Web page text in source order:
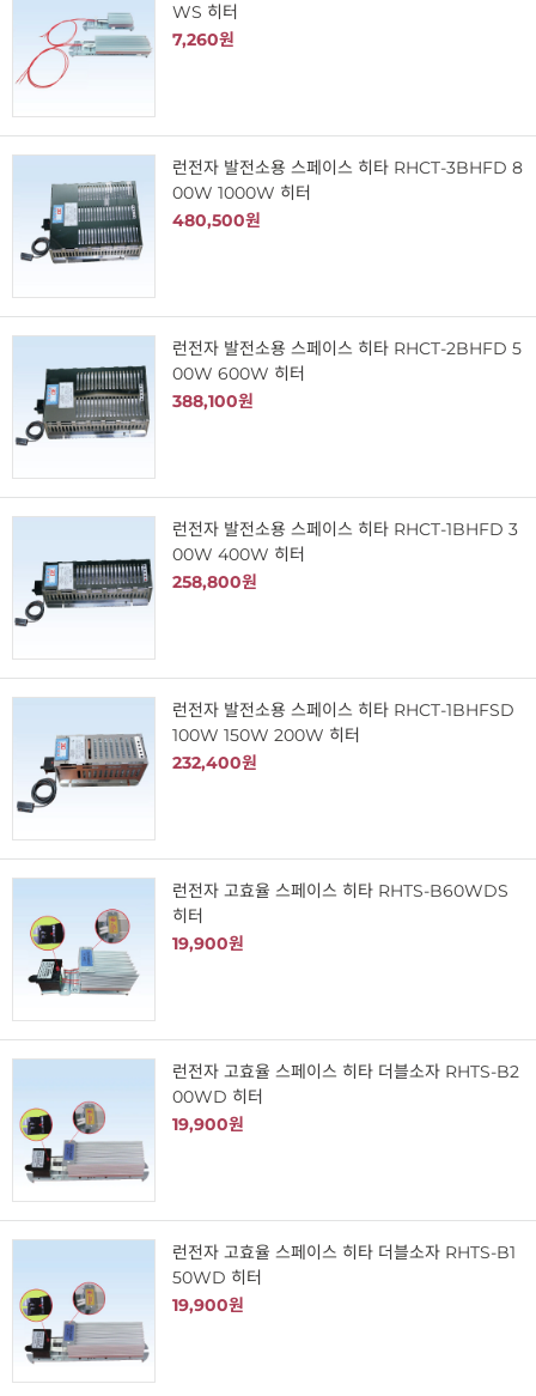
WS 히터
7,260원
런전자 발전소용 스페이스 히타 RHCT-3BHFD 8
00W 1000W 히터
480,500원
런전자 발전소용 스페이스 히타 RHCT-2BHFD 5
00W 600W 히터
388,100원
런전자 발전소용 스페이스 히타 RHCT-1BHFD 3
00W 400W 히터
258,800원
런전자 발전소용 스페이스 히타 RHCT-1BHFSD
100W 150W 200W 히터
232,400원
런전자 고효율 스페이스 히타 RHTS-B60WDS
히터
19,900원
런전자 고효율 스페이스 히타 더블소자 RHTS-B2
00WD 히터
19,900원
런전자 고효율 스페이스 히타 더블소자 RHTS-B1
50WD 히터
19,900원